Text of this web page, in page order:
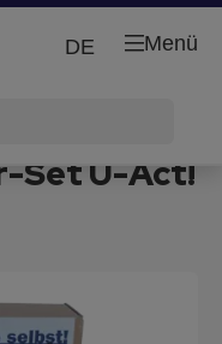
Menü
DE
Set U-Act!